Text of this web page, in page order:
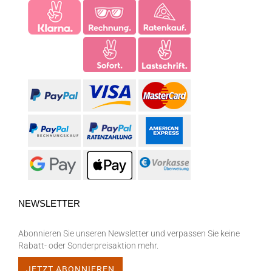
NEWSLETTER
Abonnieren Sie unseren Newsletter und verpassen Sie keine
Rabatt- oder Sonderpreisaktion mehr.